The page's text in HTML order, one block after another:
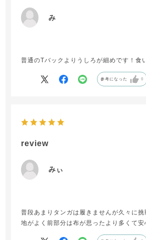
み
普通のTバックよりうしろが細めです！食
参考になった 0
review
みぃ
普段あまりタンガは履きませんが久々に
地がよく前部分は布が思ったより多くて安